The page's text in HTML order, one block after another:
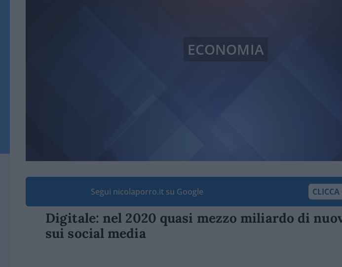
ECONOMIA
Segui nicolaporro.it su Google
Digitale: nel 2020 quasi mezzo miliardo di
sui social media